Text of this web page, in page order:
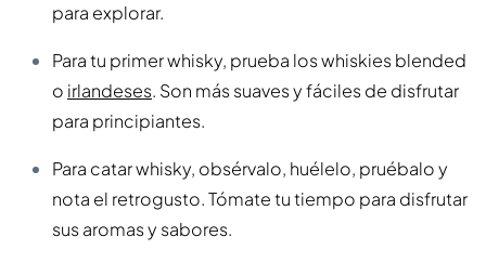
para explorar.
Para tu primer whisky, prueba los whiskies blended
o irlandeses. Son más suaves y fáciles de disfrutar
para principiantes.
Para catar whisky, obsérvalo, huélelo, pruébalo y
nota el retrogusto. Tómate tu tiempo para disfrutar
sus aromas y sabores.